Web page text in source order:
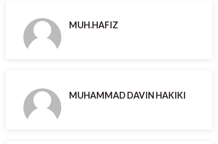
MUH.HAFIZ
MUHAMMAD DAVIN HAKIKI